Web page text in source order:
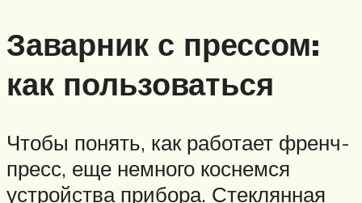
Заварник с прессом:
как пользоваться
Чтобы понять, как работает френч-
пресс, еще немного коснемся
устройства прибора. Стеклянная